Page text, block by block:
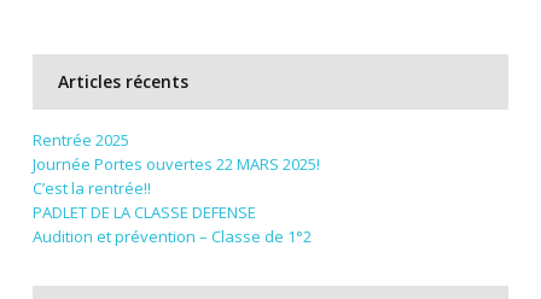
Articles récents
Rentrée 2025
Journée Portes ouvertes 22 MARS 2025!
C’est la rentrée!!
PADLET DE LA CLASSE DEFENSE
Audition et prévention – Classe de 1°2